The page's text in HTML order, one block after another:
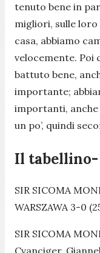
tenuto bene in
migliori, sulle loro
casa, abbiamo
velocemente. Poi
battuto bene,
importante;
importanti, anche
un po’, quindi
Il tabellino-
SIR SICOMA
WARSZAWA 3-0
SIR SICOMA